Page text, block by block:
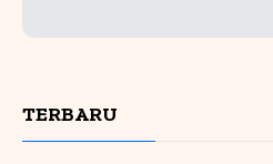
TERBARU